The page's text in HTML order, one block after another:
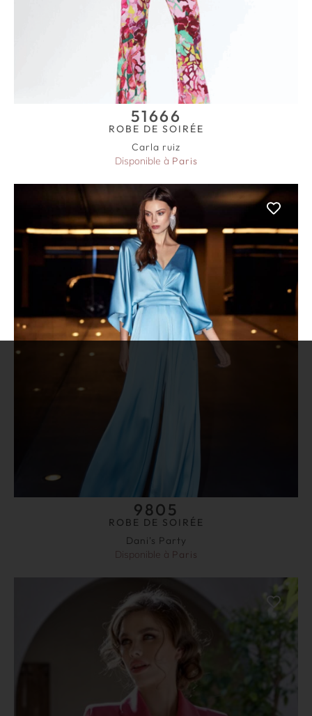
51666
ROBE DE SOIRÉE
Carla ruiz
Disponible à Paris
9805
ROBE DE SOIRÉE
Dani's Party
Disponible à Paris